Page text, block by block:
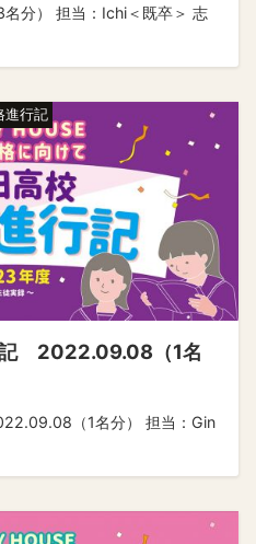
分） 担当：Ichi＜既卒＞ 志
進行記
記 2022.09.08（1名
（1名分） 担当：Gin